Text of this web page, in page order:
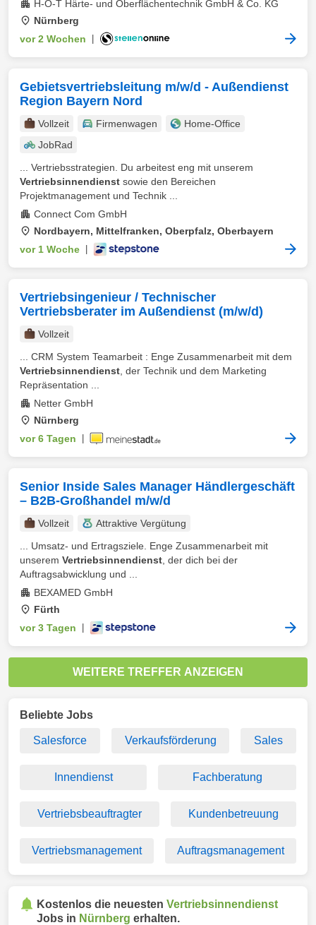
H-O-T Härte- und Oberflächentechnik GmbH & Co. KG
Nürnberg
vor 2 Wochen
Gebietsvertriebsleitung m/w/d - Außendienst
Region Bayern Nord
Vollzeit Firmenwagen
Home-Office
JobRad
... Vertriebsstrategien. Du arbeitest eng mit unserem
Vertriebsinnendienst sowie den Bereichen
Projektmanagement und Technik ...
Connect Com GmbH
Nordbayern, Mittelfranken, Oberpfalz, Oberbayern
vor 1 Woche
Vertriebsingenieur / Technischer
Vertriebsberater im Außendienst (m/w/d)
Vollzeit
... CRM System Teamarbeit : Enge Zusammenarbeit mit dem
Vertriebsinnendienst , der Technik und dem Marketing
Repräsentation ...
Netter GmbH
Nürnberg
vor 6 Tagen
Senior Inside Sales Manager Händlergeschäft
– B2B-Großhandel m/w/d
Vollzeit
Attraktive Vergütung
... Umsatz- und Ertragsziele. Enge Zusammenarbeit mit
unserem Vertriebsinnendienst , der dich bei der
Auftragsabwicklung und ...
BEXAMED GmbH
Fürth
vor 3 Tagen
WEITERE TREFFER ANZEIGEN
Beliebte Jobs
Salesforce Verkaufsförderung Sales
Innendienst Fachberatung
Vertriebsbeauftragter Kundenbetreuung
Vertriebsmanagement Auftragsmanagement
Kostenlos die neuesten Vertriebsinnendienst
Jobs in Nürnberg erhalten.